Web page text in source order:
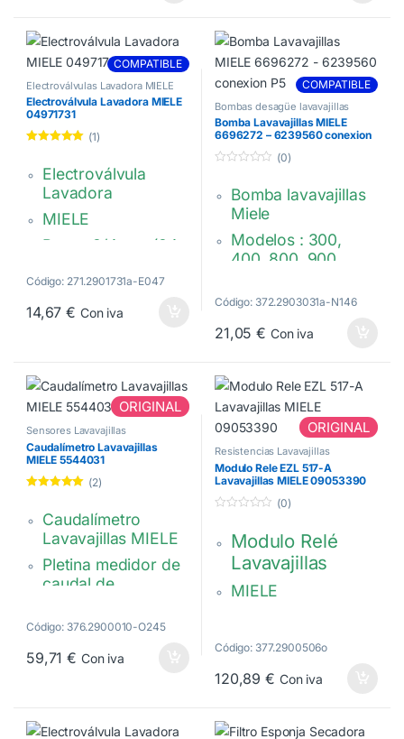
1377092-
1377093-
1377094-2150450
2102796-2102797-
2150450-2150451-
2150452
COMPATIBLE
Electroválvulas Lavadora MIELE
Electroválvula Lavadora MIELE
04971731
(1)
Electroválvula
Lavadora
MIELE
Rosca 3/4 gas (34
1 vía 180º
Ø vías (mm): 12 mm
4971731 –
4971732
Código: 271.2901731a-E047
14,67€ Con iva
COMPATIBLE
Bombas desagüe lavavajillas
Bomba Lavavajillas MIELE
6696272 – 6239560 conexion
P5
e
(0)
Bomba lavavajillas
Miele
Modelos : 300,
400, 800, 900,
Bayoneta 4 puntos
conexion P5
3788832-
6239560-
6239562-
8760859
Código: 372.2903031a-N146
21,05€ Con iva
ORIGINAL
Sensores Lavavajillas
Caudalímetro Lavavajillas
MIELE 5544031
(2)
Caudalímetro
Lavavajillas MIELE
Pletina medidor de
caudal de
390 x 200 mm
Original
Código: 376.2900010-O245
59,71€ Con iva
ORIGINAL
Resistencias Lavavajillas
Modulo Rele EZL 517-A
Lavavajillas MIELE 09053390
e
5
(0)
Modulo Relé
Lavavajillas
MIELE
09053390-
9053390
Código: 377.2900506o
120,89€ Con iva